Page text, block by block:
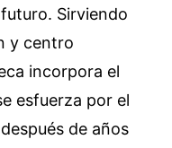
Sirviendo
y centro
incorpora el
esfuerza por el
de años